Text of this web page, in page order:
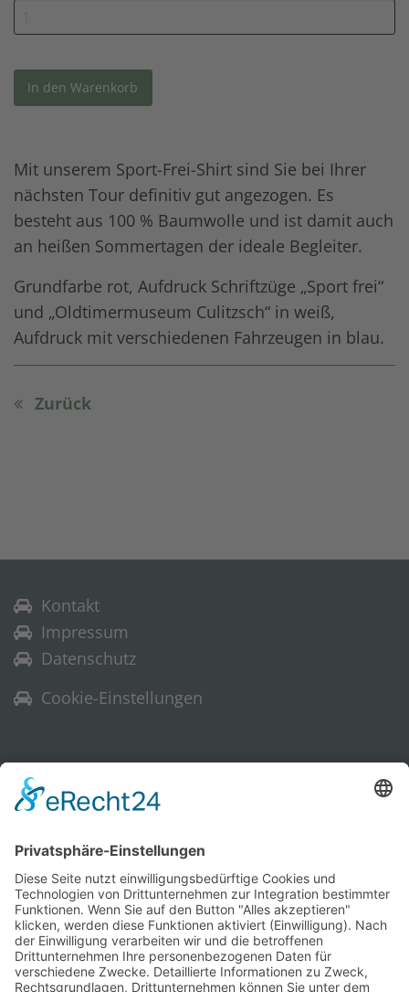
Mit unserem Sport-Frei-Shirt sind Sie bei Ihrer
nächsten Tour definitiv gut angezogen. Es
besteht aus 100 % Baumwolle und ist damit auch
an heißen Sommertagen der ideale Begleiter.
Grundfarbe rot, Aufdruck Schriftzüge „Sport frei“
und „Oldtimermuseum Culitzsch“ in weiß,
Aufdruck mit verschiedenen Fahrzeugen in blau.
Zurück
Kontakt
Impressum
Datenschutz
Cookie-Einstellungen
Ihr Warenkorb ist leer.
Historische Technik Culitzsch e.V.